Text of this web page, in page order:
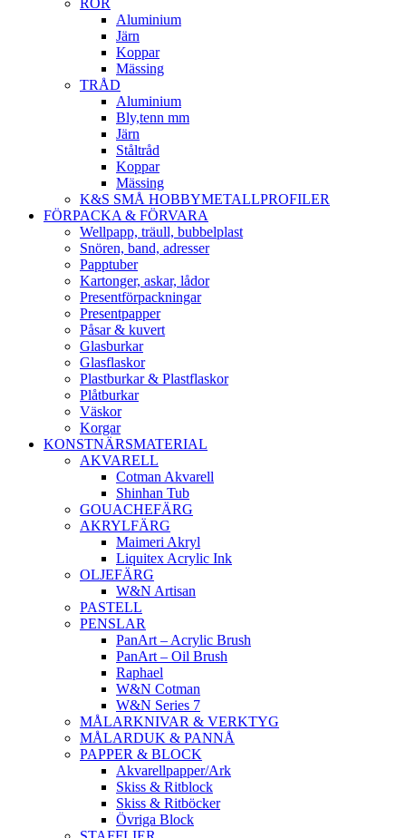
Aluminium
Järn
Koppar
Mässing
TRÅD
Aluminium
Bly,tenn mm
Järn
Ståltråd
Koppar
Mässing
K&S SMÅ HOBBYMETALLPROFILER
FÖRPACKA & FÖRVARA
Wellpapp, träull, bubbelplast
Snören, band, adresser
Papptuber
Kartonger, askar, lådor
Presentförpackningar
Presentpapper
Påsar & kuvert
Glasburkar
Glasflaskor
Plastburkar & Plastflaskor
Plåtburkar
Väskor
Korgar
KONSTNÄRSMATERIAL
AKVARELL
Cotman Akvarell
Shinhan Tub
GOUACHEFÄRG
AKRYLFÄRG
Maimeri Akryl
Liquitex Acrylic Ink
OLJEFÄRG
W&N Artisan
PASTELL
PENSLAR
PanArt – Acrylic Brush
PanArt – Oil Brush
Raphael
W&N Cotman
W&N Series 7
MÅLARKNIVAR & VERKTYG
MÅLARDUK & PANNÅ
PAPPER & BLOCK
Akvarellpapper/Ark
Skiss & Ritblock
Skiss & Ritböcker
Övriga Block